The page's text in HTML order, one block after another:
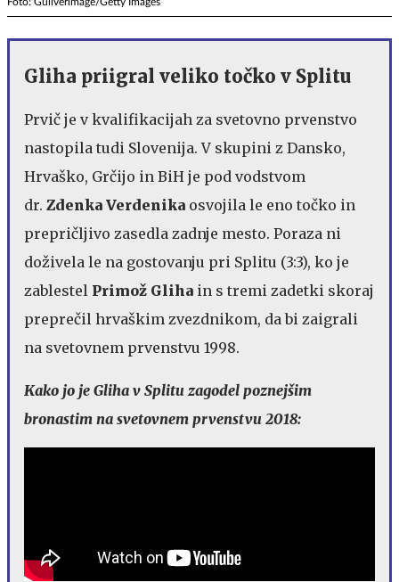
Gliha priigral veliko točko v Splitu
Prvič je v kvalifikacijah za svetovno prvenstvo
nastopila tudi Slovenija. V skupini z Dansko,
Hrvaško, Grčijo in BiH je pod vodstvom
dr. Zdenka Verdenika osvojila le eno točko in
prepričljivo zasedla zadnje mesto. Poraza ni
doživela le na gostovanju pri Splitu (3:3), ko je
zablestel Primož Gliha in s tremi zadetki skoraj
preprečil hrvaškim zvezdnikom, da bi zaigrali
na svetovnem prvenstvu 1998.
Kako jo je Gliha v Splitu zagodel poznejšim
bronastim na svetovnem prvenstvu 2018: